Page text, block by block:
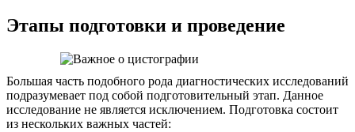
Этапы подготовки и проведение
Большая часть подобного рода диагностических исследований
подразумевает под собой подготовительный этап. Данное
исследование не является исключением. Подготовка состоит
из нескольких важных частей: